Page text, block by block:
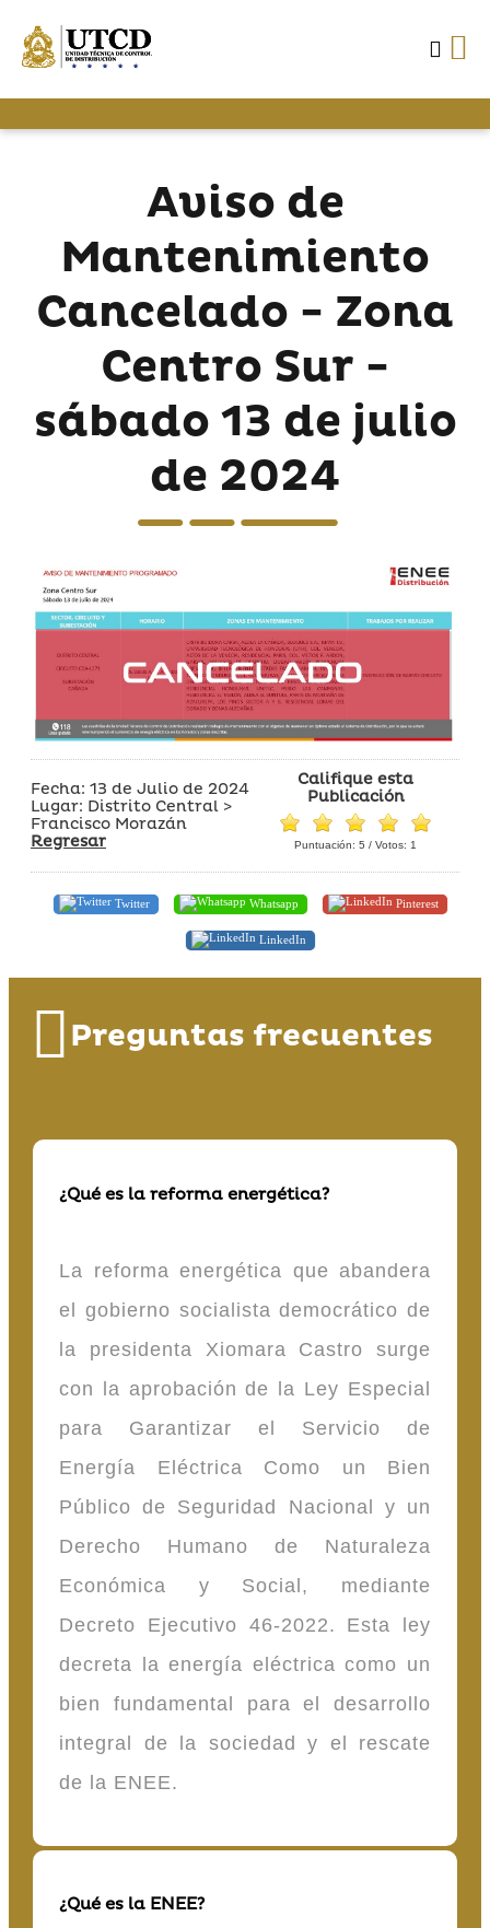
Aviso de
Mantenimiento
Cancelado - Zona
Centro Sur -
sábado 13 de julio
de 2024
Fecha: 13 de Julio de 2024
Lugar: Distrito Central >
Francisco Morazán
Regresar
Califique esta
Publicación
Puntuación: 5 / Votos: 1
Twitter Whatsapp Pinterest
LinkedIn
Preguntas frecuentes
¿Qué es la reforma energética?
La reforma energética que abandera
el gobierno socialista democrático de
la presidenta Xiomara Castro surge
con la aprobación de la Ley Especial
para Garantizar el Servicio de
Energía Eléctrica Como un Bien
Público de Seguridad Nacional y un
Derecho Humano de Naturaleza
Económica y Social, mediante
Decreto Ejecutivo 46-2022. Esta ley
decreta la energía eléctrica como un
bien fundamental para el desarrollo
integral de la sociedad y el rescate
de la ENEE.
¿Qué es la ENEE?